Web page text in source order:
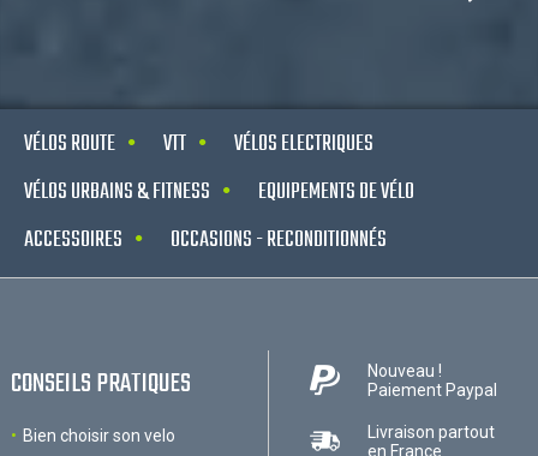
VÉLOS ROUTE VTT
VÉLOS ELECTRIQUES
VÉLOS URBAINS & FITNESS
EQUIPEMENTS DE VÉLO
ACCESSOIRES
OCCASIONS - RECONDITIONNÉS
CONSEILS PRATIQUES
Bien choisir son velo
Nouveau !
Paiement Paypal
Livraison partout
en France